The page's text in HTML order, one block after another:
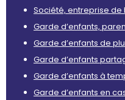
Société, entreprise de
Garde d’enfants,
Garde d’enfants de
Garde d’enfants
Garde d’enfants à
Garde d’enfants en